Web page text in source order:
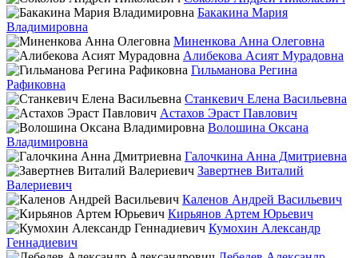
Бакакина Мария
Владимировна
Миненкова Анна Олеговна
Алибекова Асият Мурадовна
Гильманова Регина
Рафиковна
Станкевич Елена Васильевна
Астахов Эраст Павлович
Волошина Оксана
Владимировна
Галочкина Анна Дмитриевна
Завертнев Виталий
Валериевич
Каленов Андрей Васильевич
Кирьянов Артем Юрьевич
Кумохин Александр
Геннадиевич